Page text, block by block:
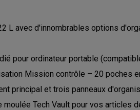
L avec d'innombrables options
pour ordinateur portable
Mission contrôle – 20 poches
principal et trois panneaux
moulée Tech Vault pour vos articles